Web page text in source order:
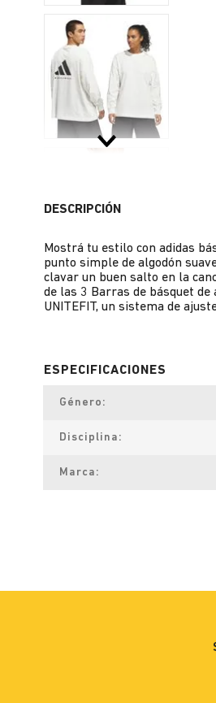
DESCRIPCIÓN
Mostrá tu estilo con adidas
punto simple de algodón
clavar un buen salto en la
de las 3 Barras de básquet
UNITEFIT, un sistema de
Género
Disciplina
Marca